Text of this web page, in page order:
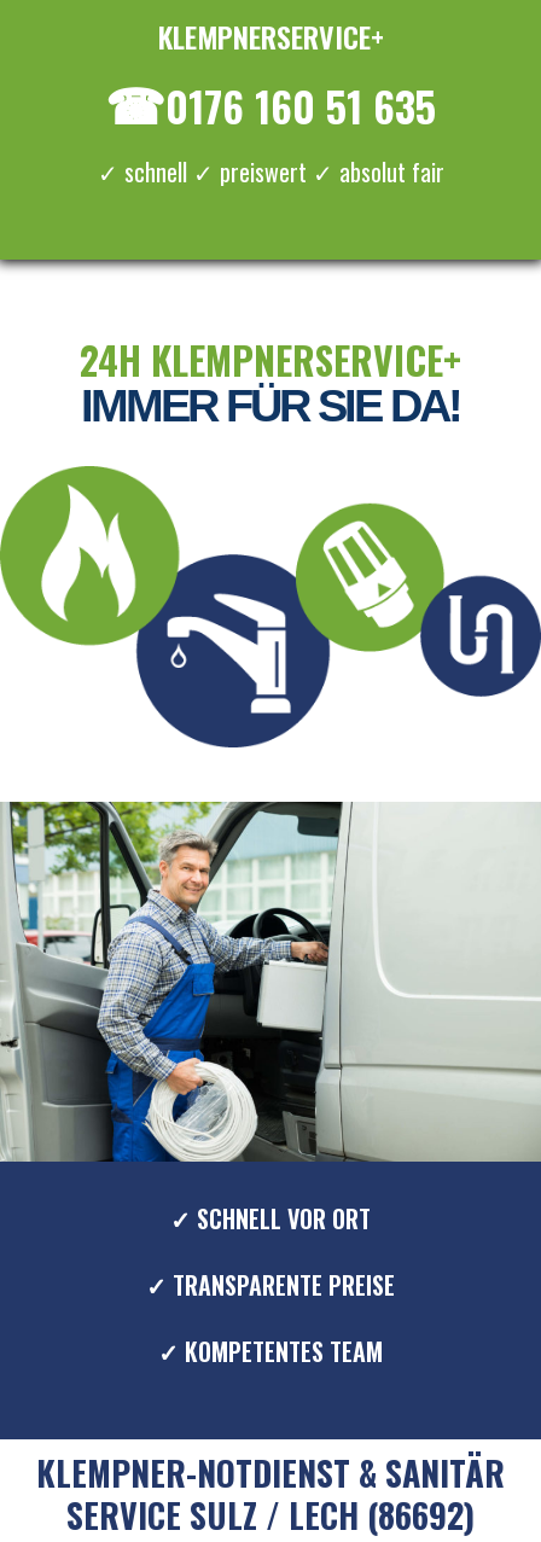
KLEMPNERSERVICE+
☎0176 160 51 635
✓ schnell ✓ preiswert ✓ absolut fair
24H KLEMPNERSERVICE+
IMMER FÜR SIE DA!
✓ SCHNELL VOR ORT
✓ TRANSPARENTE PREISE
✓ KOMPETENTES TEAM
KLEMPNER-NOTDIENST & SANITÄR
SERVICE SULZ / LECH (86692)